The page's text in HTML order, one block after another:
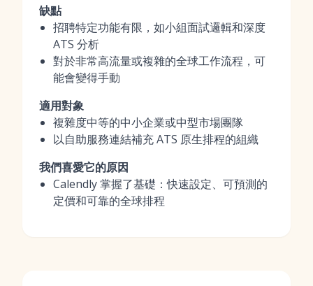
缺點
招聘特定功能有限，如小組面試邏輯和深度
ATS 分析
對於非常高流量或複雜的全球工作流程，可
能會變得手動
適用對象
複雜度中等的中小企業或中型市場團隊
以自助服務連結補充 ATS 原生排程的組織
我們喜愛它的原因
Calendly 掌握了基礎：快速設定、可預測的
定價和可靠的全球排程